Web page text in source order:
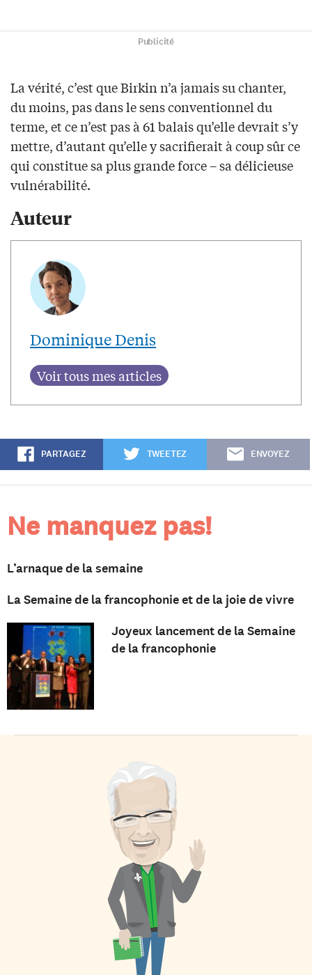
Publicité
La vérité, c’est que Birkin n’a jamais su chanter,
du moins, pas dans le sens conventionnel du
terme, et ce n’est pas à 61 balais qu’elle devrait s’y
mettre, d’autant qu’elle y sacrifierait à coup sûr ce
qui constitue sa plus grande force – sa délicieuse
vulnérabilité.
Auteur
Dominique Denis
PARTAGEZ TWEETEZ ENVOYEZ
Ne manquez pas!
L’arnaque de la semaine
La Semaine de la francophonie et de la joie de vivre
Joyeux lancement de la Semaine
de la francophonie